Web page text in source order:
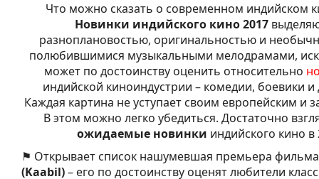
Что можно сказать о современном индийском
Новинки индийского кино 2017
разноплановостью, оригинальностью и
полюбившимися музыкальными мелодрамами,
может по достоинству оценить относительно
индийской киноиндустрии – комедии, боевики
Каждая картина не уступает своим европейским и
В этом можно легко убедиться. Достаточно
ожидаемые новинки индийского кино в
⚑ Открывает список нашумевшая премьера фильма
(Kaabil)– его по достоинству оценят любители